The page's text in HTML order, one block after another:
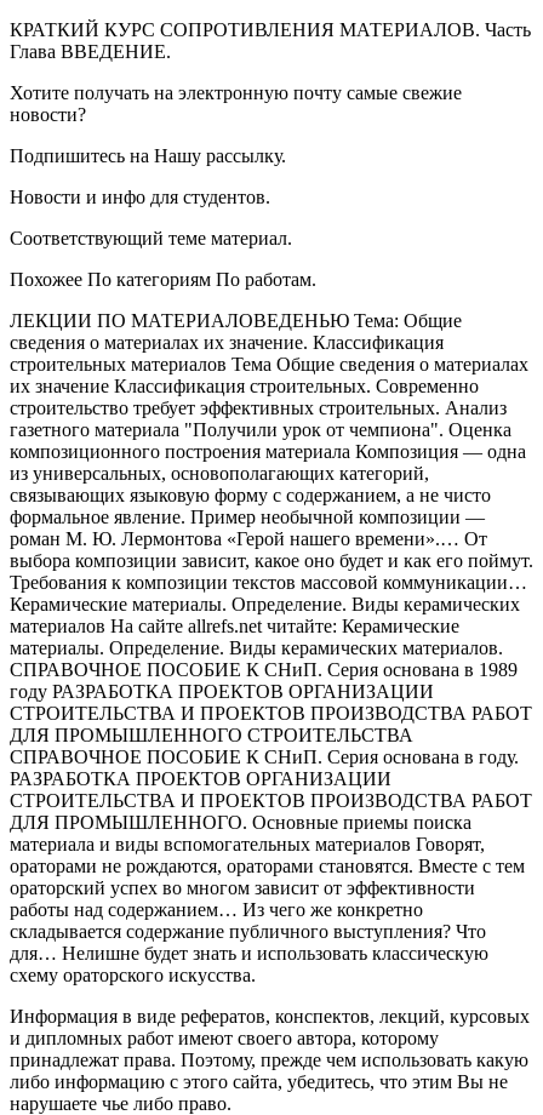
КРАТКИЙ КУРС СОПРОТИВЛЕНИЯ МАТЕРИАЛОВ. Часть
Глава ВВЕДЕНИЕ.
Хотите получать на электронную почту самые свежие
новости?
Подпишитесь на Нашу рассылку.
Новости и инфо для студентов.
Соответствующий теме материал.
Похожее По категориям По работам.
ЛЕКЦИИ ПО МАТЕРИАЛОВЕДЕНЬЮ Тема: Общие
сведения о материалах их значение. Классификация
строительных материалов Тема Общие сведения о материалах
их значение Классификация строительных. Современно
строительство требует эффективных строительных. Анализ
газетного материала "Получили урок от чемпиона". Оценка
композиционного построения материала Композиция — одна
из универсальных, основополагающих категорий,
связывающих языковую форму с содержанием, а не чисто
формальное явление. Пример необычной композиции —
роман М. Ю. Лермонтова «Герой нашего времени».… От
выбора композиции зависит, какое оно будет и как его поймут.
Требования к композиции текстов массовой коммуникации…
Керамические материалы. Определение. Виды керамических
материалов На сайте allrefs.net читайте: Керамические
материалы. Определение. Виды керамических материалов.
СПРАВОЧНОЕ ПОСОБИЕ К СНиП. Серия основана в 1989
году РАЗРАБОТКА ПРОЕКТОВ ОРГАНИЗАЦИИ
СТРОИТЕЛЬСТВА И ПРОЕКТОВ ПРОИЗВОДСТВА РАБОТ
ДЛЯ ПРОМЫШЛЕННОГО СТРОИТЕЛЬСТВА
СПРАВОЧНОЕ ПОСОБИЕ К СНиП. Серия основана в году.
РАЗРАБОТКА ПРОЕКТОВ ОРГАНИЗАЦИИ
СТРОИТЕЛЬСТВА И ПРОЕКТОВ ПРОИЗВОДСТВА РАБОТ
ДЛЯ ПРОМЫШЛЕННОГО. Основные приемы поиска
материала и виды вспомогательных материалов Говорят,
ораторами не рождаются, ораторами становятся. Вместе с тем
ораторский успех во многом зависит от эффективности
работы над содержанием… Из чего же конкретно
складывается содержание публичного выступления? Что
для… Нелишне будет знать и использовать классическую
схему ораторского искусства.
Информация в виде рефератов, конспектов, лекций, курсовых
и дипломных работ имеют своего автора, которому
принадлежат права. Поэтому, прежде чем использовать какую
либо информацию с этого сайта, убедитесь, что этим Вы не
нарушаете чье либо право.